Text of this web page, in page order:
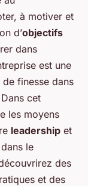
à motiver et
d’objectifs
dans
est une
finesse dans
cet
les moyens
leadership et
le
des
et des